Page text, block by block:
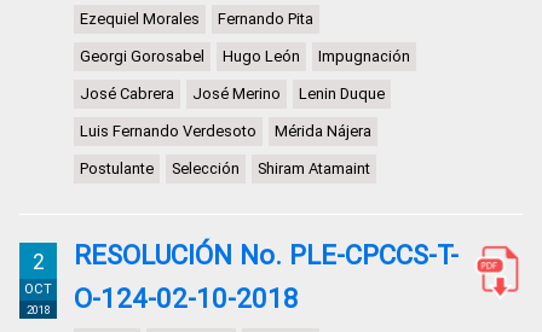
Ezequiel Morales Fernando Pita
Georgi Gorosabel Hugo León Impugnación
José Cabrera José Merino Lenin Duque
Luis Fernando Verdesoto Mérida Nájera
Postulante Selección Shiram Atamaint
2
OCT
2018
RESOLUCIÓN No. PLE-CPCCS-T-
O-124-02-10-2018